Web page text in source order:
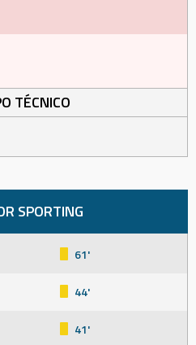
TÉCNICO
SPORTING
61'
44'
41'